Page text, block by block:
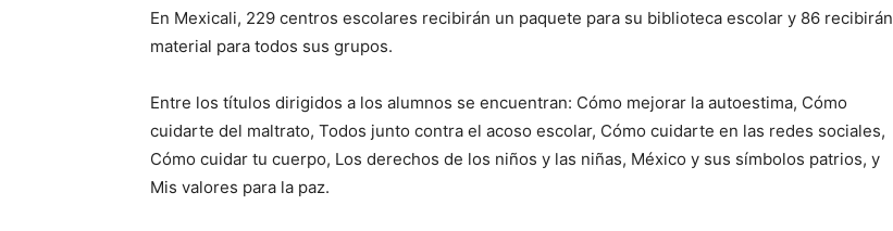
En Mexicali, 229 centros escolares recibirán un paquete para su biblioteca escolar y 86 recibirán
material para todos sus grupos.
Entre los títulos dirigidos a los alumnos se encuentran: Cómo mejorar la autoestima, Cómo
cuidarte del maltrato, Todos junto contra el acoso escolar, Cómo cuidarte en las redes sociales,
Cómo cuidar tu cuerpo, Los derechos de los niños y las niñas, México y sus símbolos patrios, y
Mis valores para la paz.